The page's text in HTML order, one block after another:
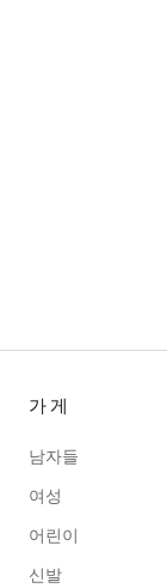
가게
남자들
여성
어린이
신발